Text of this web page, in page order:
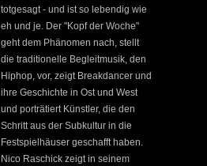
totgesagt - und ist so lebendig wie
eh und je. Der "Kopf der Woche"
geht dem Phänomen nach, stellt
die traditionelle Begleitmusik, den
Hiphop, vor, zeigt Breakdancer und
ihre Geschichte in Ost und West
und porträtiert Künstler, die den
Schritt aus der Subkultur in die
Festspielhäuser geschafft haben.
Nico Raschick zeigt in seinem